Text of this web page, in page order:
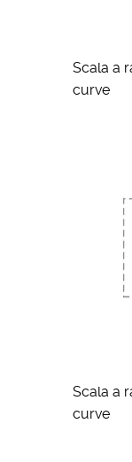
Scala a
curve
Scala a
curve